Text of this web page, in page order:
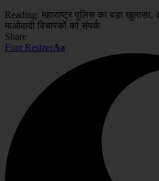
Reading: महाराष्ट्र पुलिस का बड़ा
माओवादी विचारकों का संपर्क
Share
Font ResizerAa